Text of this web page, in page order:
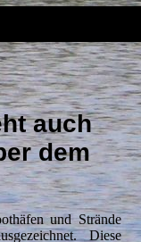
auch
dem
und Strände
Diese